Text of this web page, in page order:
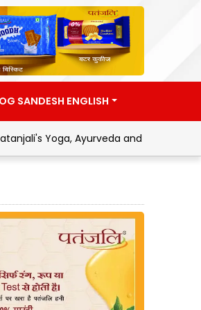
SANDESH ENGLISH
Ayurveda and Swadeshi Movement